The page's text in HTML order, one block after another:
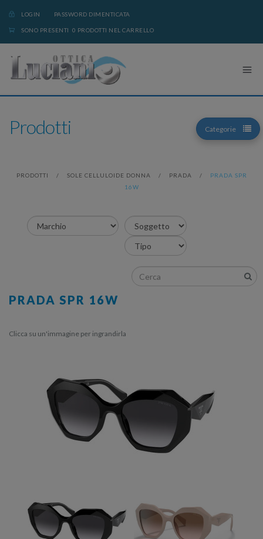
LOGIN PASSWORD DIMENTICATA
SONO PRESENTI 0 PRODOTTI NEL CARRELLO
Prodotti Categorie
PRODOTTI / SOLE CELLULOIDE DONNA / PRADA /
PRADA SPR
16W
PRADA SPR 16W
Clicca su un'immagine per ingrandirla